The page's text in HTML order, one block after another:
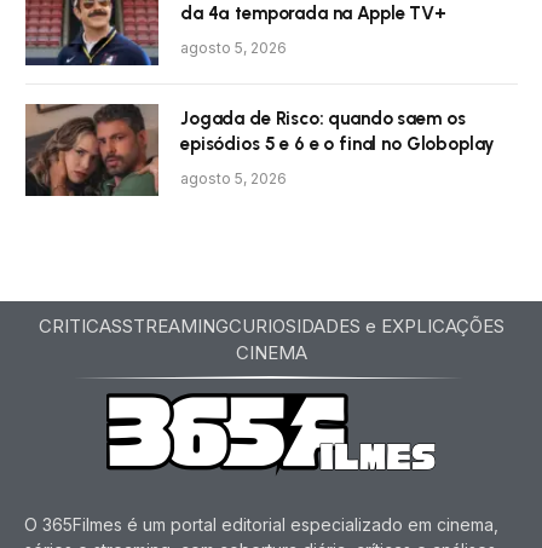
da 4ª temporada na Apple TV+
agosto 5, 2026
Jogada de Risco: quando saem os
episódios 5 e 6 e o final no Globoplay
agosto 5, 2026
CRITICASSTREAMINGCURIOSIDADES e EXPLICAÇÕES
CINEMA
O 365Filmes é um portal editorial especializado em cinema,